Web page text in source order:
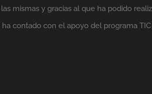
mismas y gracias al que ha podido
ha contado con el apoyo del programa